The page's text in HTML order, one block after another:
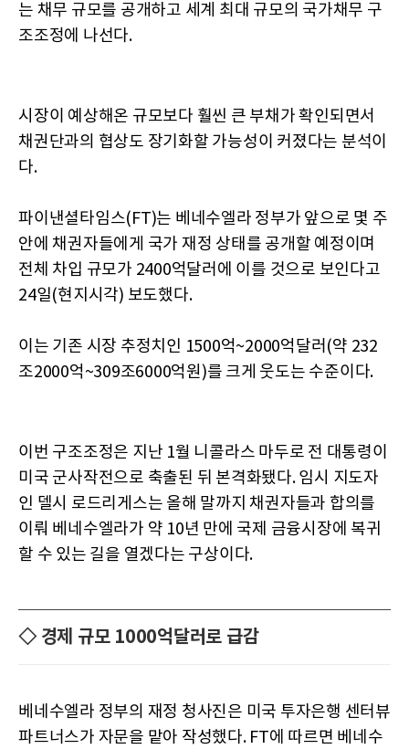
는 채무 규모를 공개하고 세계 최대 규모의 국가채무 구
조조정에 나선다.
시장이 예상해온 규모보다 훨씬 큰 부채가 확인되면서
채권단과의 협상도 장기화할 가능성이 커졌다는 분석이
다.
파이낸셜타임스(FT)는 베네수엘라 정부가 앞으로 몇 주
안에 채권자들에게 국가 재정 상태를 공개할 예정이며
전체 차입 규모가 2400억달러에 이를 것으로 보인다고
24일(현지시각) 보도했다.
이는 기존 시장 추정치인 1500억~2000억달러(약 232
조2000억~309조6000억원)를 크게 웃도는 수준이다.
이번 구조조정은 지난 1월 니콜라스 마두로 전 대통령이
미국 군사작전으로 축출된 뒤 본격화됐다. 임시 지도자
인 델시 로드리게스는 올해 말까지 채권자들과 합의를
이뤄 베네수엘라가 약 10년 만에 국제 금융시장에 복귀
할 수 있는 길을 열겠다는 구상이다.
◇ 경제 규모 1000억달러로 급감
베네수엘라 정부의 재정 청사진은 미국 투자은행 센터뷰
파트너스가 자문을 맡아 작성했다. FT에 따르면 베네수